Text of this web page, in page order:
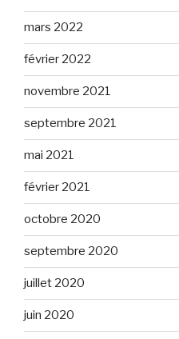
mars 2022
février 2022
novembre 2021
septembre 2021
mai 2021
février 2021
octobre 2020
septembre 2020
juillet 2020
juin 2020